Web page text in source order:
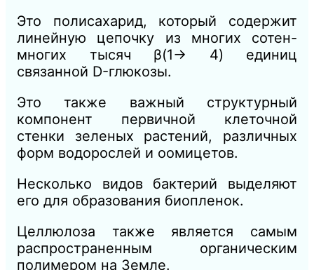
Это полисахарид, который содержит
линейную цепочку из многих сотен-
многих тысяч β(1→ 4) единиц
связанной D-глюкозы.
Это также важный структурный
компонент первичной клеточной
стенки зеленых растений, различных
форм водорослей и оомицетов.
Несколько видов бактерий выделяют
его для образования биопленок.
Целлюлоза также является самым
распространенным органическим
полимером на Земле.